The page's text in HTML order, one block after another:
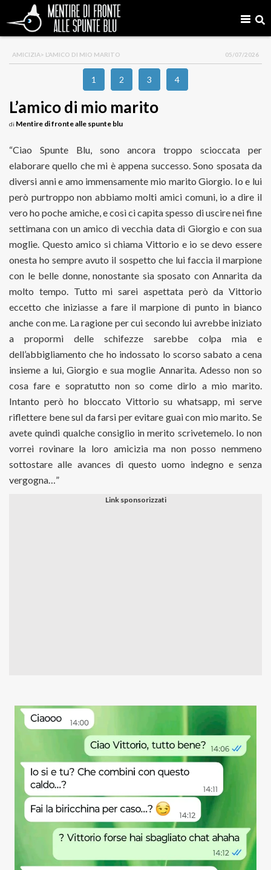
AMICIZIA> L’AMICO DI MIO MARITO 05/07/2026
1 2 3 4
L’amico di mio marito
di Mentire di fronte alle spunte blu
“Ciao Spunte Blu, sono ancora troppo scioccata per
elaborare quello che mi è appena successo. Sono sposata da
diversi anni e amo immensamente mio marito Giorgio. Io e lui
però purtroppo non abbiamo molti amici comuni, io a dire il
vero ho poche amiche, e così ci capita spesso di uscire nei fine
settimana con un amico di vecchia data di Giorgio e con sua
moglie. Questo amico si chiama Vittorio e io se devo essere
onesta ho sempre avuto il sospetto che lui faccia il marpione
con le belle donne, nonostante sia sposato con Annarita da
molto tempo. Tutto mi sarei aspettata però da Vittorio
eccetto che iniziasse a fare il marpione di punto in bianco
anche con me. La ragione per cui secondo lui avrebbe iniziato
a propormi delle schifezze sarebbe colpa mia e
dell’abbigliamento che ho indossato lo scorso sabato a cena
insieme a lui, Giorgio e sua moglie Annarita. Adesso non so
cosa fare e sopratutto non so come dirlo a mio marito.
Intanto però ho bloccato Vittorio su whatsapp, mi serve
riflettere bene sul da farsi per evitare guai con mio marito. Se
avete quindi qualche consiglio in merito scrivetemelo. Io non
vorrei rovinare la loro amicizia ma non posso nemmeno
sottostare alle avances di questo uomo indegno e senza
vergogna…”